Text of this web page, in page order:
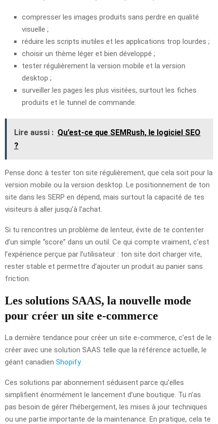
compresser les images produits sans perdre en qualité
visuelle ;
réduire les scripts inutiles et les applications trop lourdes ;
choisir un thème léger et bien développé ;
tester régulièrement la version mobile et la version
desktop ;
surveiller les pages les plus visitées, surtout les fiches
produits et le tunnel de commande.
Lire aussi : Qu’est-ce que SEMRush, le logiciel SEO
?
Pense donc à tester ton site régulièrement, que cela soit pour la
version mobile ou la version desktop. Le positionnement de ton
site dans les SERP en dépend, mais surtout la capacité de tes
visiteurs à aller jusqu’à l’achat.
Si tu rencontres un problème de lenteur, évite de te contenter
d’un simple “score” dans un outil. Ce qui compte vraiment, c’est
l’expérience perçue par l’utilisateur : ton site doit charger vite,
rester stable et permettre d’ajouter un produit au panier sans
friction.
Les solutions SAAS, la nouvelle mode
pour créer un site e-commerce
La dernière tendance pour créer un site e-commerce, c’est de le
créer avec une solution SAAS telle que la référence actuelle, le
géant canadien Shopify.
Ces solutions par abonnement séduisent parce qu’elles
simplifient énormément le lancement d’une boutique. Tu n’as
pas besoin de gérer l’hébergement, les mises à jour techniques
ou une partie importante de la maintenance. En pratique, cela te